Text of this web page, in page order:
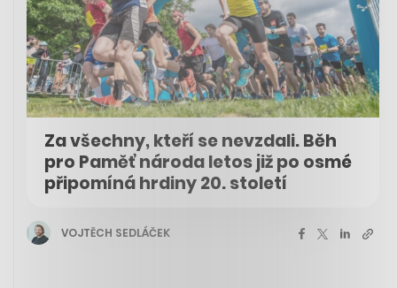
Za všechny, kteří se nevzdali. Běh
pro Paměť národa letos již po osmé
připomíná hrdiny 20. století
VOJTĚCH SEDLÁČEK